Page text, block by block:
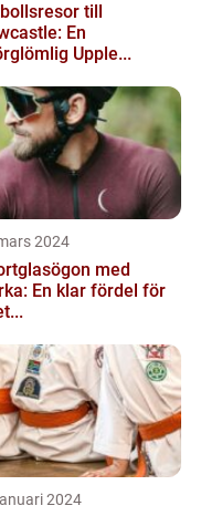
till
En
Upple...
2024
med
En klar fördel för
2024